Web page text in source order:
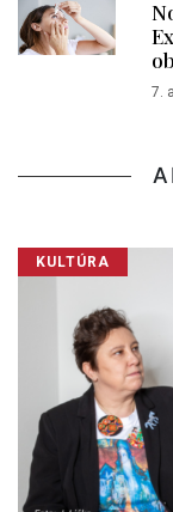
7.
KULTÚRA